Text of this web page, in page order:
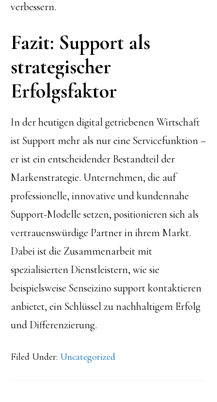
verbessern.
Fazit: Support als
strategischer
Erfolgsfaktor
In der heutigen digital getriebenen Wirtschaft
ist Support mehr als nur eine Servicefunktion –
er ist ein entscheidender Bestandteil der
Markenstrategie. Unternehmen, die auf
professionelle, innovative und kundennahe
Support-Modelle setzen, positionieren sich als
vertrauenswürdige Partner in ihrem Markt.
Dabei ist die Zusammenarbeit mit
spezialisierten Dienstleistern, wie sie
beispielsweise Senseizino support kontaktieren
anbietet, ein Schlüssel zu nachhaltigem Erfolg
und Differenzierung.
Filed Under: Uncategorized